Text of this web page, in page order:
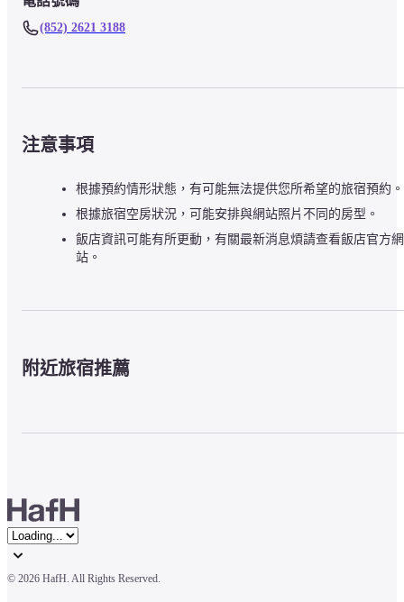
(852) 2621 3188
注意事項
根據預約情形狀態，有可能無法提供您所希望的旅宿預約。
根據旅宿空房狀況，可能安排與網站照片不同的房型。
飯店資訊可能有所更動，有關最新消息煩請查看飯店官方網
站。
附近旅宿推薦
© 2026 HafH. All Rights Reserved.